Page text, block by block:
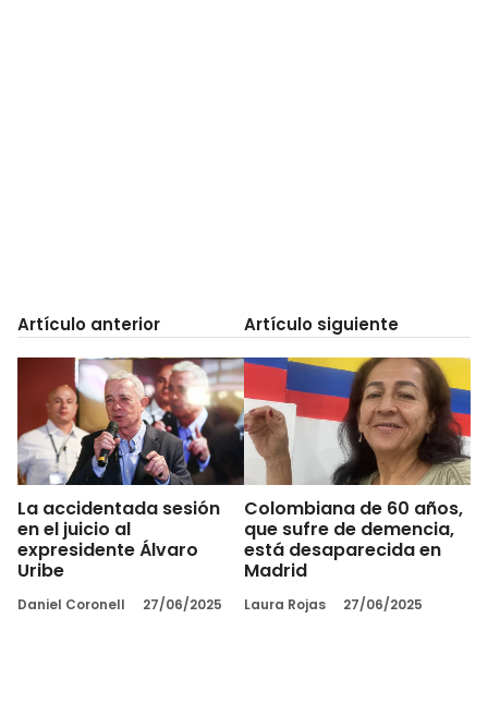
Artículo anterior
La accidentada sesión
en el juicio al
expresidente Álvaro
Uribe
Daniel Coronell 27/06/2025
Artículo siguiente
Colombiana de 60 años,
que sufre de demencia,
está desaparecida en
Madrid
Laura Rojas 27/06/2025